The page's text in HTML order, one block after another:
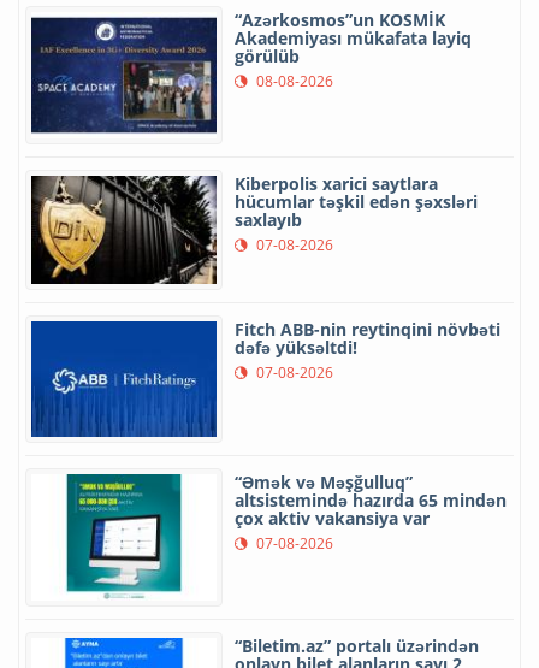
“Azərkosmos”un KOSMİK
Akademiyası mükafata layiq
görülüb
08-08-2026
Kiberpolis xarici saytlara
hücumlar təşkil edən şəxsləri
saxlayıb
07-08-2026
Fitch ABB-nin reytinqini növbəti
dəfə yüksəltdi!
07-08-2026
“Əmək və Məşğulluq”
altsistemində hazırda 65 mindən
çox aktiv vakansiya var
07-08-2026
“Biletim.az” portalı üzərindən